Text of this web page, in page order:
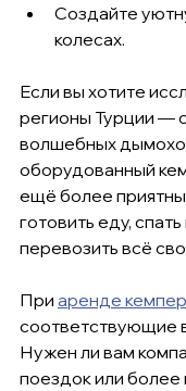
Создайте
колесах.
Если вы хотите
регионы Турции —
волшебных
оборудованный
ещё более
готовить еду,
перевозить всё
При аренде
соответствующие
Нужен ли вам
поездок или более